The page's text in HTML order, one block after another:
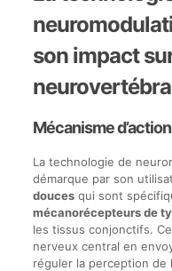
son impact
Mécanisme d’action
La technologie de
démarque par son
doucesqui sont
mécanorécepteurs de
les tissus conjonctifs.
nerveux central en
réguler la perception